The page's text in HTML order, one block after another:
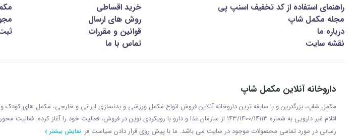
راهنمای استفاده از کد تخفیف اسنپ پی خرید اقساطی
مجله مکمل شاپ
روش های ارسال
درباره ما
قوانین و مقررات
نقشه سایت
تماس با ما
داروخانه آنلاین مکمل شاپ
مکمل شاپ، بزرگترین و با سابقه ترین داروخانه آنلاین فروش انواع مکمل ورزشی و بدنسازی ایرانی و خارجی، مکمل های
اقلام غیر دارویی به شماره 143/1400/14113 از سازمان غذا و دارو با رويکردی نوين در فروش، فعاليت خود را
رسانی در مورد تمامی محصولات موجود در سایت می باشد. ما با پيش روی قرار دادن سياست فر نمایش بیشتر